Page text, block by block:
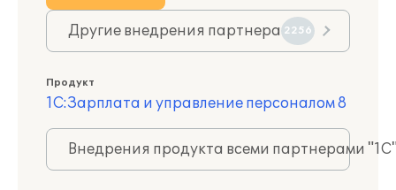
Другие внедрения партнера 2256
Продукт
1С:Зарплата и управление персоналом 8
Внедрения продукта всеми партнерами